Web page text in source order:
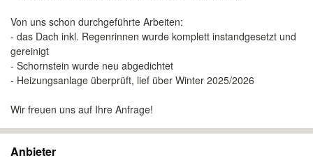
Von uns schon durchgeführte Arbeiten:
- das Dach inkl. Regenrinnen wurde komplett instandgesetzt und
gereinigt
- Schornstein wurde neu abgedichtet
- Heizungsanlage überprüft, lief über Winter 2025/2026
Wir freuen uns auf Ihre Anfrage!
Anbieter